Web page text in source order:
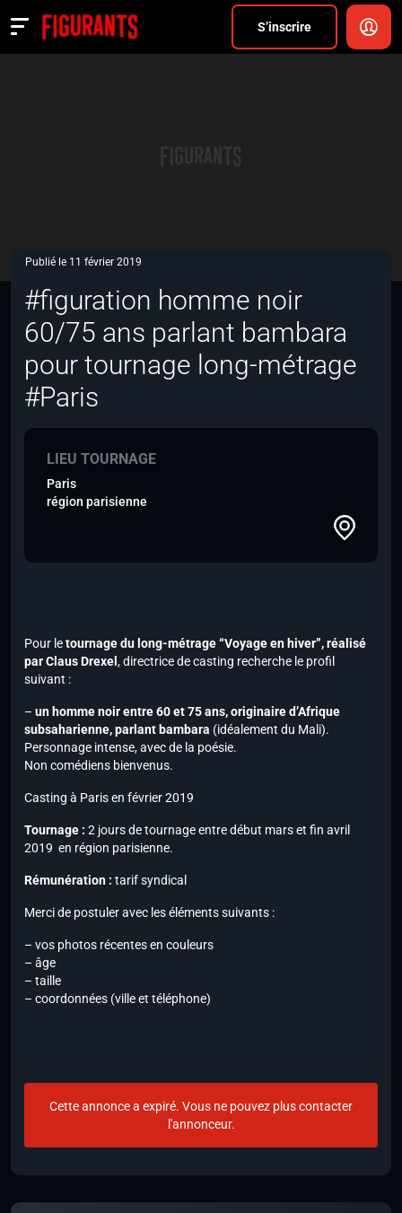
S’inscrire
Actualités
Publié le 11 février 2019
#figuration homme noir
60/75 ans parlant bambara
pour tournage long-métrage
#Paris
LIEU TOURNAGE
Paris
région parisienne
Pour letournage du long-métrage “Voyage en hiver”, réalisé
par Claus Drexel , directrice de casting recherche le profil
suivant :
– un homme noir entre 60 et 75 ans, originaire d’Afrique
subsaharienne, parlant bambara (idéalement du Mali).
Personnage intense, avec de la poésie.
Non comédiens bienvenus.
Casting à Paris en février 2019
Tournage : 2 jours de tournage entre début mars et fin avril
2019 en région parisienne.
Rémunération : tarif syndical
Merci de postuler avec les éléments suivants :
– vos photos récentes en couleurs
– âge
– taille
– coordonnées (ville et téléphone)
Cette annonce a expiré. Vous ne pouvez plus contacter
l'annonceur.